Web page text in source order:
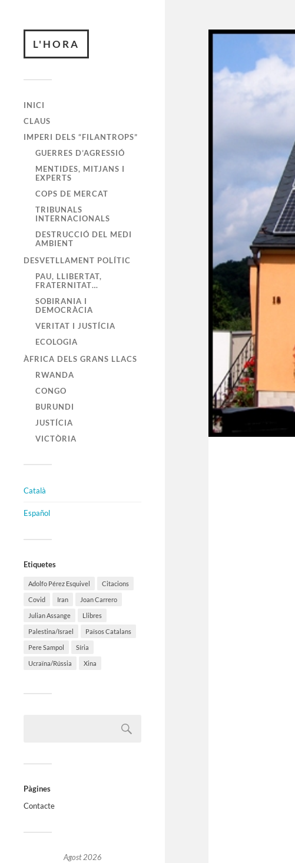
L'HORA
INICI
CLAUS
IMPERI DELS “FILANTROPS”
GUERRES D’AGRESSIÓ
MENTIDES, MITJANS I
EXPERTS
COPS DE MERCAT
TRIBUNALS
INTERNACIONALS
DESTRUCCIÓ DEL MEDI
AMBIENT
DESVETLLAMENT POLÍTIC
PAU, LLIBERTAT,
FRATERNITAT…
SOBIRANIA I
DEMOCRÀCIA
VERITAT I JUSTÍCIA
ECOLOGIA
ÀFRICA DELS GRANS LLACS
RWANDA
CONGO
BURUNDI
JUSTÍCIA
VICTÒRIA
Català
Español
Etiquetes
Adolfo Pérez Esquivel Citacions
Covid Iran Joan Carrero
Julian Assange Llibres
Palestina/Israel Països Catalans
Pere Sampol Síria
Ucraïna/Rússia Xina
Pàgines
Contacte
Agost 2026